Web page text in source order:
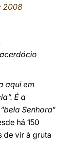
2008
aqui em
É a
Senhora”
há 150
de vir à gruta